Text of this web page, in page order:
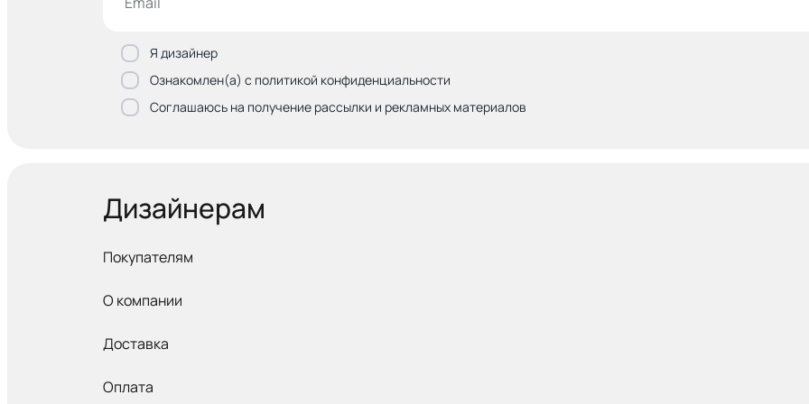
Я дизайнер
Ознакомлен(а) с политикой конфиденциальности
Соглашаюсь на получение рассылки и рекламных материалов
Дизайнерам
Покупателям
О компании
Доставка
Оплата